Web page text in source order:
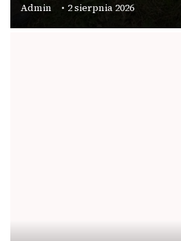
Admin 2 sierpnia 2026